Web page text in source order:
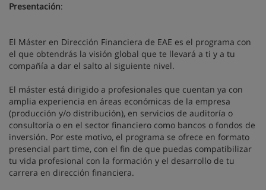
Presentación:
El Máster en Dirección Financiera de EAE es el programa con
el que obtendrás la visión global que te llevará a ti y a tu
compañía a dar el salto al siguiente nivel.
El máster está dirigido a profesionales que cuentan ya con
amplia experiencia en áreas económicas de la empresa
(producción y/o distribución), en servicios de auditoría o
consultoría o en el sector financiero como bancos o fondos de
inversión. Por este motivo, el programa se ofrece en formato
presencial part time, con el fin de que puedas compatibilizar
tu vida profesional con la formación y el desarrollo de tu
carrera en dirección financiera.